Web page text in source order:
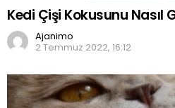
Kedi Çişi Kokusunu Nasıl
Ajanimo
2 Temmuz 2022, 16:12